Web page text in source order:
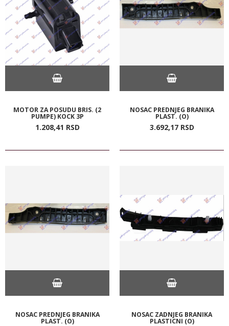
MOTOR ZA POSUDU BRIS. (2
PUMPE) KOCK 3P
1.208,41 RSD
NOSAC PREDNJEG BRANIKA
PLAST. (O)
3.692,17 RSD
NOSAC PREDNJEG BRANIKA
PLAST. (O)
NOSAC ZADNJEG BRANIKA
PLASTICNI (O)